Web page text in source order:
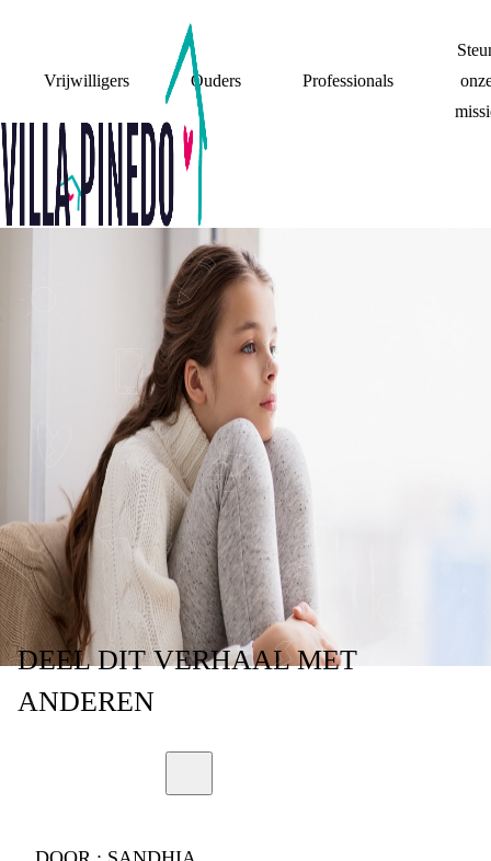
Vrijwilligers Ouders Professionals
IK ZET GEEN
MASKER MEER OP,
IK WIL MEZELF
ZIJN
DEELDIT VERHAALMET
ANDEREN